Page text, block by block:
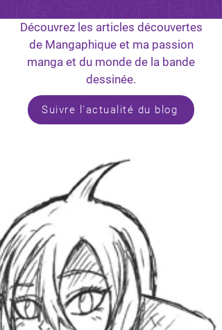
Découvrez les articles découvertes
de Mangaphique et ma passion
manga et du monde de la bande
dessinée.
Suivre l'actualité du blog